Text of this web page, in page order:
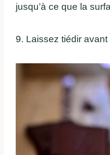
jusqu’à ce que la
9. Laissez tiédir